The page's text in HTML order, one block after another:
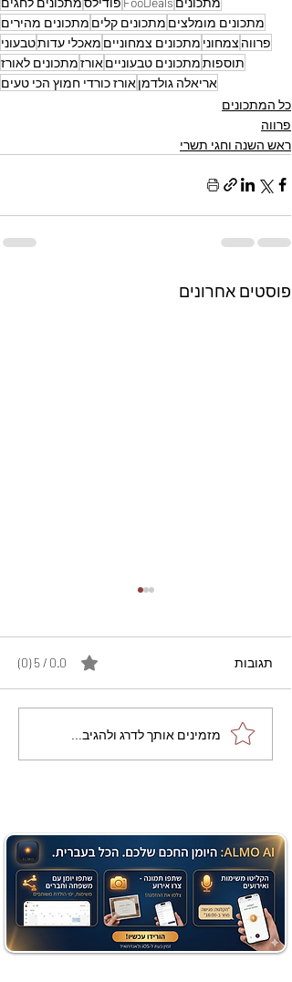
מתכונים מומלצים מתכונים קלים מתכונים מהירים
פרווה צמחוני מתכונים צמחוניים מאכלי עדותטבעוני
תוספותמתכונים טבעונייםאורזמתכונים לאורז
אריאלה גולדמןאורז כורדי חמוץ הכי טעים
כל המתכונים
פרווה
ראש השנה וחגי תשרי
פוסטים אחרונים
מתכון מנצח עוגת מייפל
שוקולד בחושה וקלה - זיוה
תגובות 0.0 / 5 ‏(0)
מזמינים אותך לדרג ולהגיב...